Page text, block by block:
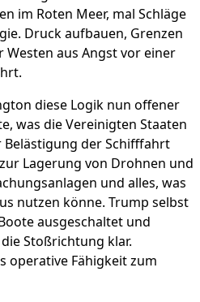
im Roten Meer, mal Schläge
Druck aufbauen, Grenzen
aus Angst vor einer
diese Logik nun offener
was die Vereinigten Staaten
Belästigung der Schifffahrt
Lagerung von Drohnen und
und alles, was
nutzen könne. Trump selbst
ausgeschaltet und
Stoßrichtung klar.
operative Fähigkeit zum